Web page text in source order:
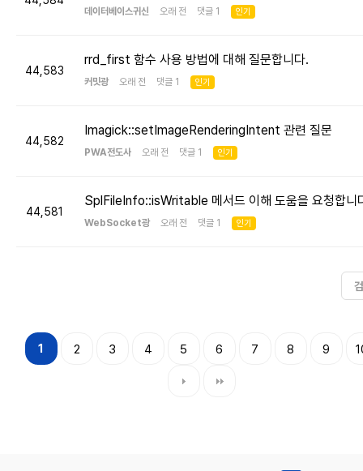
데이터베이스귀신 오래 전 댓글 1 인기
44,583
rrd_first 함수 사용 방법에 대해 질문합니다.
커밋광 오래 전 댓글 1 인기
44,582
Imagick::setImageRenderingIntent 관련 질문
PWA전도사 오래 전 댓글 1 인기
44,581
SplFileInfo::isWritable 메서드 이해 도움을 요청합니
WebSocket광 오래 전 댓글 1 인기
1 2 3 4 5 6 7 8 9